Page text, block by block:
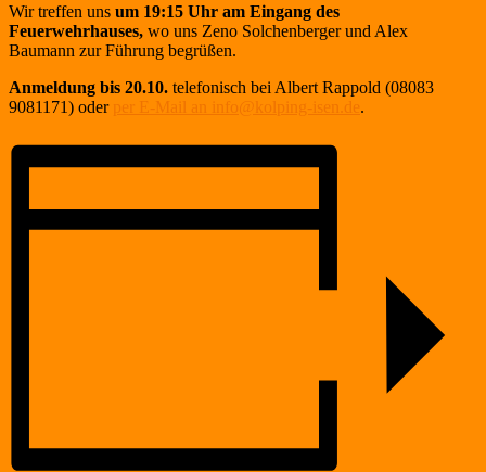
Wir treffen uns um 19:15 Uhr am Eingang des
Feuerwehrhauses, wo uns Zeno Solchenberger und Alex
Baumann zur Führung begrüßen.
Anmeldung bis 20.10. telefonisch bei Albert Rappold (08083
9081171) oder per E-Mail an info@kolping-isen.de.